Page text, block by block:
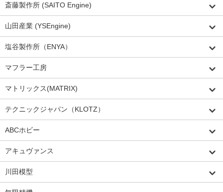
斎藤製作所 (SAITO Engine)
山田産業 (YSEngine)
塩谷製作所（ENYA）
マフラー工房
マトリックス(MATRIX)
テクニックジャパン（KLOTZ）
ABCホビー
アキュヴァンス
川田模型